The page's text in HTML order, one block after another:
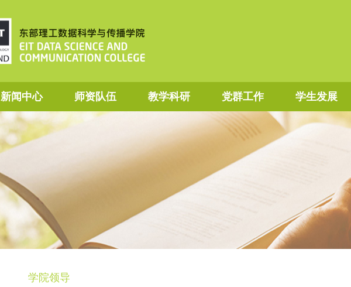
新闻中心 师资队伍 教学科研 党群工作 学生发展
学院领导